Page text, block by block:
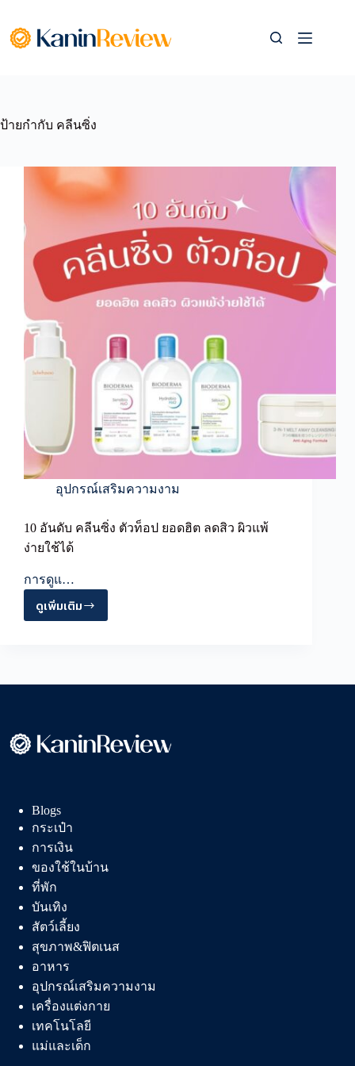
content
ป้ายกำกับ คลีนซิ่ง
อุปกรณ์เสริมความงาม
10 อันดับ คลีนซิ่ง ตัวท็อป ยอดฮิต ลดสิว ผิวแพ้
ง่ายใช้ได้
การดูแ…
ดูเพิ่มเติม
10
ซิ่ง
ยอด
ฮิต
แพ้
ง่าย
ใช้ได้
Blogs
กระเป๋า
การเงิน
ของใช้ในบ้าน
ที่พัก
บันเทิง
สัตว์เลี้ยง
สุขภาพ&ฟิตเนส
อาหาร
อุปกรณ์เสริมความงาม
เครื่องแต่งกาย
เทคโนโลยี
แม่และเด็ก